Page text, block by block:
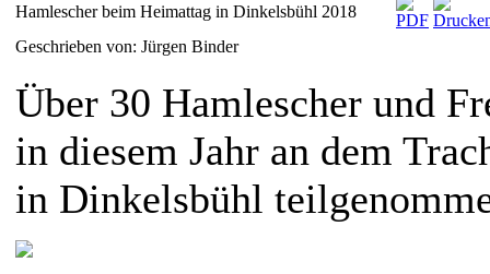
Hamlescher beim Heimattag in Dinkelsbühl 2018
Geschrieben von: Jürgen Binder
Über 30 Hamlescher und
in diesem Jahr an dem
in Dinkelsbühl